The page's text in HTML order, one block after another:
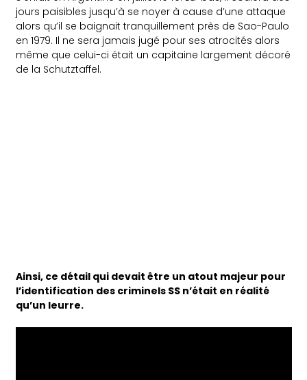
jours paisibles jusqu’à se noyer à cause d’une attaque
alors qu’il se baignait tranquillement près de Sao-Paulo
en 1979. Il ne sera jamais jugé pour ses atrocités alors
même que celui-ci était un capitaine largement décoré
de la Schutztaffel.
Ainsi, ce détail qui devait être un atout majeur pour
l’identification des criminels SS n’était en réalité
qu’un leurre.